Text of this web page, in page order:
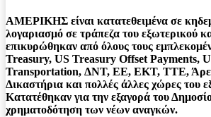
ΑΜΕΡΙΚΗΣ είναι κατατεθειμένα σε
λογαριασμό σε τράπεζα του εξωτερικού
επικυρώθηκαν από όλους τους
Treasury, US Treasury Offset Payments,
Transportation, ΔΝΤ, ΕΕ, ΕΚΤ, ΤΤΕ,
Δικαστήρια και πολλές άλλες χώρες του
Κατατέθηκαν για την εξαγορά του
χρηματοδότηση των νέων αναγκών.